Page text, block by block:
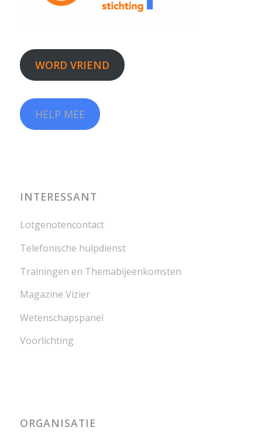
WORD VRIEND
HELP MEE
INTERESSANT
Lotgenotencontact
Telefonische hulpdienst
Trainingen en Themabijeenkomsten
Magazine Vizier
Wetenschapspanel
Voorlichting
ORGANISATIE